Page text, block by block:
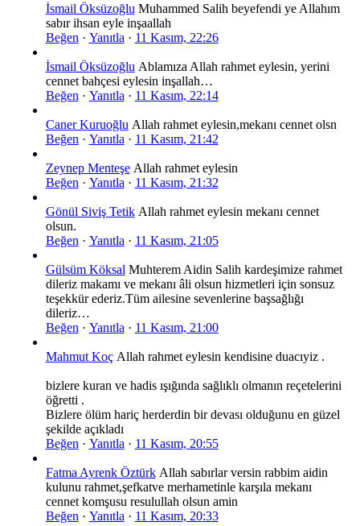
İsmail Öksüzoğlu Muhammed Salih beyefendi ye Allahım
sabır ihsan eyle inşaallah
Beğen · Yanıtla · 11 Kasım, 22:26
İsmail Öksüzoğlu Ablamıza Allah rahmet eylesin, yerini
cennet bahçesi eylesin inşallah…
Beğen · Yanıtla · 11 Kasım, 22:14
Caner Kuruoğlu Allah rahmet eylesin,mekanı cennet olsn
Beğen · Yanıtla · 11 Kasım, 21:42
Zeynep MenteşeAllah rahmet eylesin
Beğen · Yanıtla · 11 Kasım, 21:32
Gönül Siviş TetikAllah rahmet eylesin mekanı cennet
olsun.
Beğen · Yanıtla · 11 Kasım, 21:05
Gülsüm Köksal Muhterem Aidin Salih kardeşimize rahmet
dileriz makamı ve mekanı âli olsun hizmetleri için sonsuz
teşekkür ederiz.Tüm ailesine sevenlerine başsağlığı
dileriz…
Beğen · Yanıtla · 11 Kasım, 21:00
Mahmut KoçAllah rahmet eylesin kendisine duacıyiz .
bizlere kuran ve hadis ışığında sağlıklı olmanın reçetelerini
öğretti .
Bizlere ölüm hariç herderdin bir devası olduğunu en güzel
şekilde açıkladı
Beğen · Yanıtla · 11 Kasım, 20:55
Fatma Ayrenk ÖztürkAllah sabırlar versin rabbim aidin
kulunu rahmet,şefkatve merhametinle karşıla mekanı
cennet komşusu resulullah olsun amin
Beğen · Yanıtla · 11 Kasım, 20:33